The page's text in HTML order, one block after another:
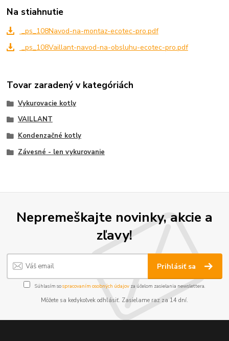
Na stiahnutie
_ps_108Navod-na-montaz-ecotec-pro.pdf
_ps_108Vaillant-navod-na-obsluhu-ecotec-pro.pdf
Tovar zaradený v kategóriách
Vykurovacie kotly
VAILLANT
Kondenzačné kotly
Závesné - len vykurovanie
Nepremeškajte novinky, akcie a
zľavy!
Prihlásiť sa
Súhlasím sospracovaním osobných údajov za účelom zasielania newslettera.
Môžete sa kedykoľvek odhlásiť. Zasielame raz za 14 dní.